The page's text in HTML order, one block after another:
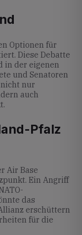
Optionen für
Diese Debatte
in der eigenen
und Senatoren
nur
auch
Pfalz
Air Base
Ein Angriff
das
erschüttern
für die